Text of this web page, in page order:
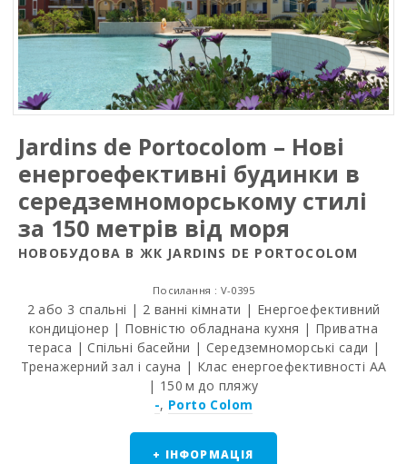
Jardins de Portocolom – Нові
енергоефективні будинки в
середземноморському стилі
за 150 метрів від моря
НОВОБУДОВА В ЖК JARDINS DE PORTOCOLOM
Посилання : V-0395
2 або 3 спальні | 2 ванні кімнати | Енергоефективний
кондиціонер | Повністю обладнана кухня | Приватна
тераса | Спільні басейни | Середземноморські сади |
Тренажерний зал і сауна | Клас енергоефективності AA
| 150 м до пляжу
-, Porto Colom
+ ІНФОРМАЦІЯ